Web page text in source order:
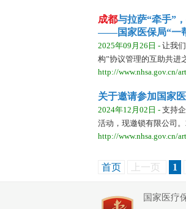
成都与拉萨“牵手”
——国家医保局“一
2025年09月26日 - 让我
构”协议管理的互助共进
http://www.nhsa.gov.cn/
关于邀请参加国家
2024年12月02日 - 支持
活动，现邀锁有限公司
http://www.nhsa.gov.cn/
首页 上一页 1
国家医疗